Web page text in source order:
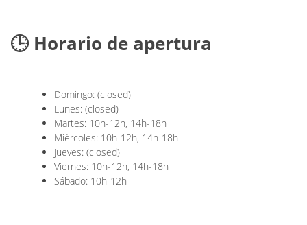
🕒 Horario de apertura
Domingo: (closed)
Lunes: (closed)
Martes: 10h-12h, 14h-18h
Miércoles: 10h-12h, 14h-18h
Jueves: (closed)
Viernes: 10h-12h, 14h-18h
Sábado: 10h-12h